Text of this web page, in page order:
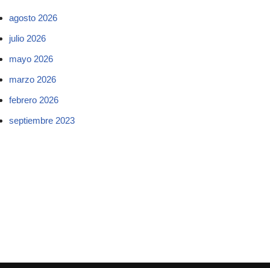
agosto 2026
julio 2026
mayo 2026
marzo 2026
febrero 2026
septiembre 2023